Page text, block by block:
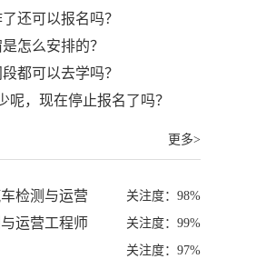
还可以报名吗？
怎么安排的？
都可以去学吗？
呢，现在停止报名了吗？
更多>
检测与运营 关注度：98%
运营工程师 关注度：99%
关注度：97%